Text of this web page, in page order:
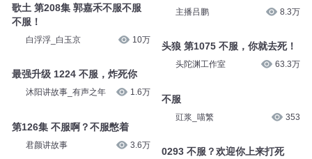
歌土 第208集 郭嘉禾不服不服
不服！
白浮浮_白玉京 10万
最强升级 1224 不服，炸死你
沐阳讲故事_有声之年 1.6万
第126集 不服啊？不服憋着
君颜讲故事 3.6万
主播吕鹏 8.3万
头狼 第1075 不服，你就去死！
头陀渊工作室 63.3万
不服
豇浆_喵繁 353
0293 不服？欢迎你上来打死